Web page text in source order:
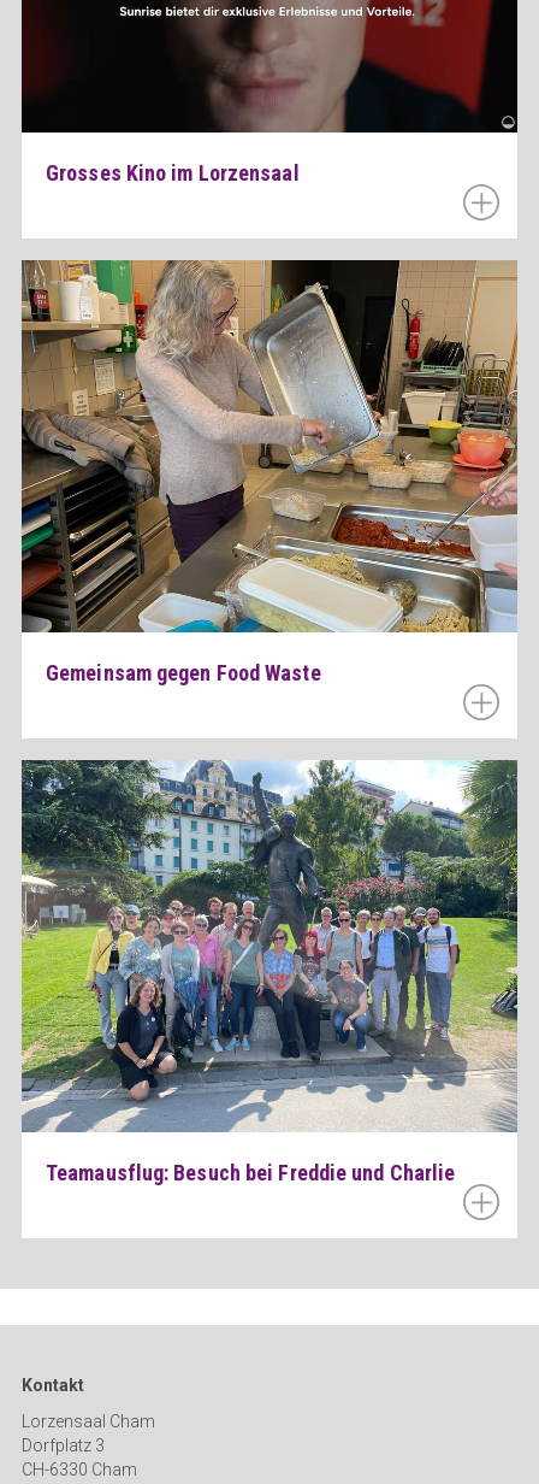
Grosses Kino im Lorzensaal
Gemeinsam gegen Food Waste
Teamausflug: Besuch bei Freddie und Charlie
Kontakt
Lorzensaal Cham
Dorfplatz 3
CH-6330 Cham